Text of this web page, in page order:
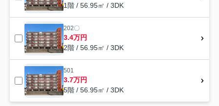
1階 / 56.95㎡ / 3DK
202〇
3.4万円
2階 / 56.95㎡ / 3DK
501
3.7万円
5階 / 56.95㎡ / 3DK